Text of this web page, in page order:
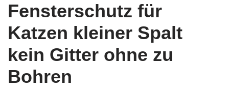
Fensterschutz für
Katzen kleiner Spalt
kein Gitter ohne zu
Bohren